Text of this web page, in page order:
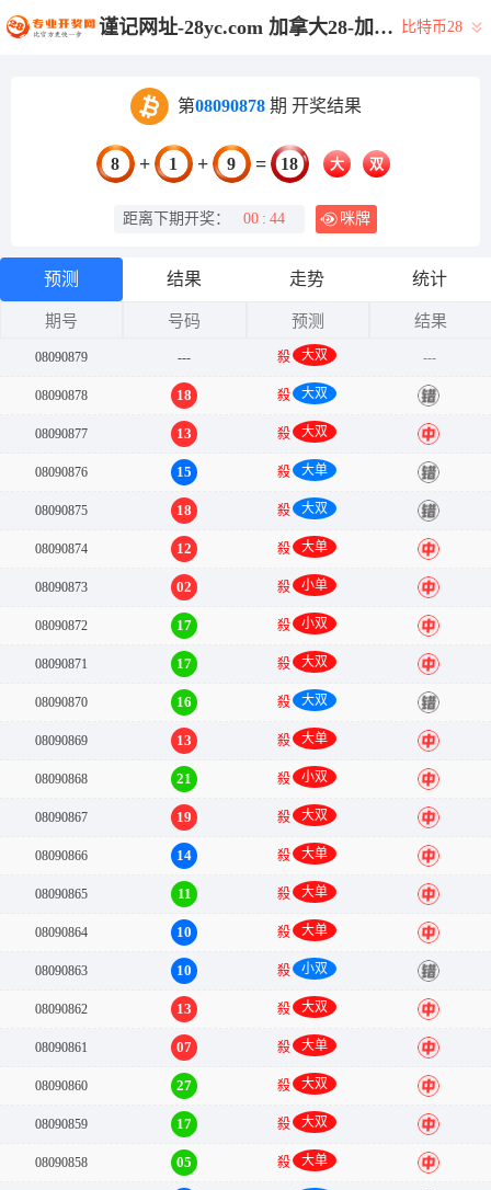
谨记网址-28yc.com 加拿大28-加拿大预测网|28在线预测咪牌查询|加拿大PC在线预测|加拿大PC结果查询_专注研究_加拿大PC预测_官方数据! 比特币28
第08090878期 开奖结果
8 + 1 + 9 = 18 大 双
距离下期开奖： 00 : 44 咪牌
预测 结果 走势 统计
期号 号码 预测 结果
08090879 --- 殺 大双 ---
08090878 18 殺 大双 错
08090877 13 殺 大双 中
08090876 15 殺 大单 错
08090875 18 殺 大双 错
08090874 12 殺 大单 中
08090873 02 殺 小单 中
08090872 17 殺 小双 中
08090871 17 殺 大双 中
08090870 16 殺 大双 错
08090869 13 殺 大单 中
08090868 21 殺 小双 中
08090867 19 殺 大双 中
08090866 14 殺 大单 中
08090865 11 殺 大单 中
08090864 10 殺 大单 中
08090863 10 殺 小双 错
08090862 13 殺 大双 中
08090861 07 殺 大单 中
08090860 27 殺 大双 中
08090859 17 殺 大双 中
08090858 05 殺 大单 中